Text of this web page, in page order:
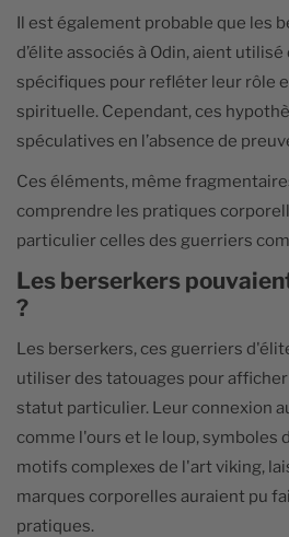
Il est également probable que les
d’élite associés à Odin, aient
spécifiques pour refléter leur rôle
spirituelle. Cependant, ces
spéculatives en l’absence de
Ces éléments, même
comprendre les pratiques
particulier celles des guerriers
Les berserkers
?
Les berserkers, ces guerriers
utiliser des tatouages pour
statut particulier. Leur connexion
comme l'ours et le loup, symboles
motifs complexes de l'art viking,
marques corporelles auraient pu
pratiques.